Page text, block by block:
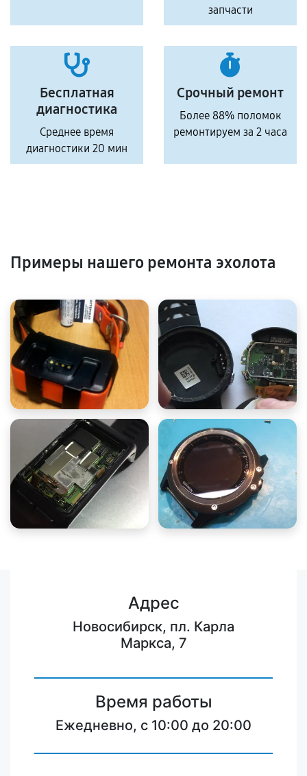
запчасти
Бесплатная
диагностика
Среднее время
диагностики 20 мин
Срочный ремонт
Более 88% поломок
ремонтируем за 2 часа
Примеры нашего ремонта эхолота
Адрес
Новосибирск, пл. Карла
Маркса, 7
Время работы
Ежедневно, с 10:00 до 20:00